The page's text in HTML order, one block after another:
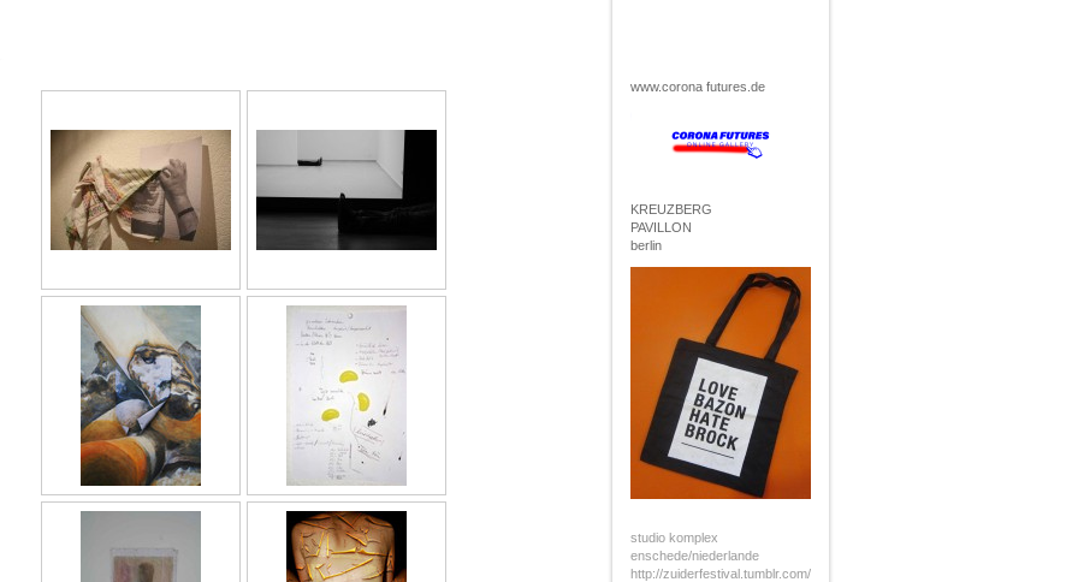
www.corona futures.de
KREUZBERG
PAVILLON
berlin
studio komplex
enschede/niederlande
http://zuiderfestival.tumblr.com/